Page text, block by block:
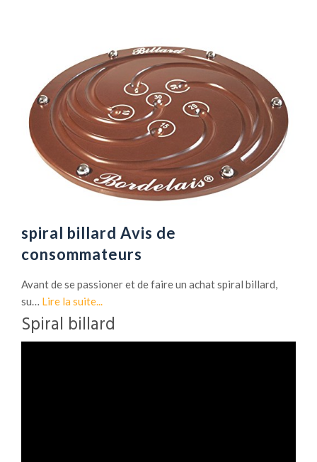
spiral billard Avis de
consommateurs
Avant de se passioner et de faire un achat spiral billard,
su… Lire la suite...
Spiral billard